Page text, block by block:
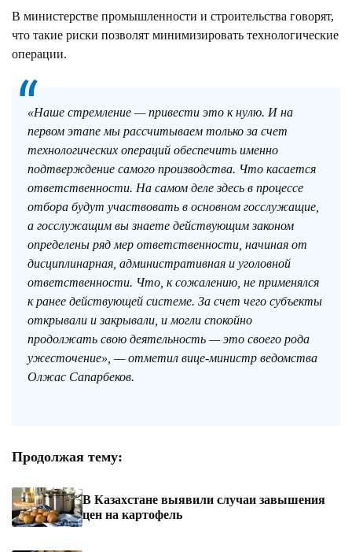
В министерстве промышленности и строительства говорят,
что такие риски позволят минимизировать технологические
операции.
«Наше стремление — привести это к нулю. И на
первом этапе мы рассчитываем только за счет
технологических операций обеспечить именно
подтверждение самого производства. Что касается
ответственности. На самом деле здесь в процессе
отбора будут участвовать в основном госслужащие,
а госслужащим вы знаете действующим законом
определены ряд мер ответственности, начиная от
дисциплинарная, административная и уголовной
ответственности. Что, к сожалению, не применялся
к ранее действующей системе. За счет чего субъекты
открывали и закрывали, и могли спокойно
продолжать свою деятельность — это своего рода
ужесточение», — отметил вице-министр ведомства
Олжас Сапарбеков.
Продолжая тему:
В Казахстане выявили случаи завышения
цен на картофель